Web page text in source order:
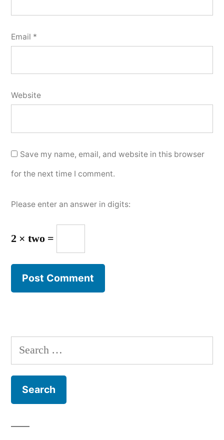
Email *
Website
Save my name, email, and website in this browser
for the next time I comment.
Please enter an answer in digits:
2 × two =
Search
for: